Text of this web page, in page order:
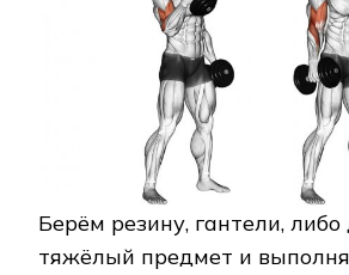
Берём резину, гантели, либо
тяжёлый предмет и